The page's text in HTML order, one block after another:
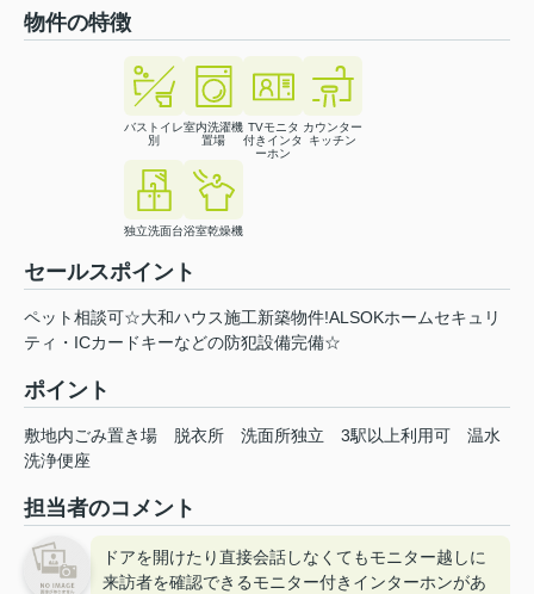
物件の特徴
バストイレ
別
室内洗濯機
置場
TVモニタ
付きインタ
ーホン
カウンター
キッチン
独立洗面台浴室乾燥機
セールスポイント
ペット相談可☆大和ハウス施工新築物件!ALSOKホームセキュリ
ティ・ICカードキーなどの防犯設備完備☆
ポイント
敷地内ごみ置き場 脱衣所 洗面所独立 3駅以上利用可
温水
洗浄便座
担当者のコメント
ドアを開けたり直接会話しなくてもモニター越しに
来訪者を確認できるモニター付きインターホンがあ